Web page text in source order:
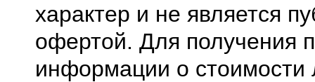
характер и не является
офертой. Для получения
информации о стоимости